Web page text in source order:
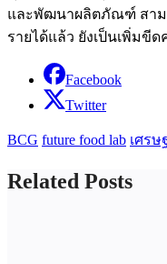
และพัฒนาผลิตภัณฑ์ สาม
รายได้แล้ว ยังเป็นเพิ่มขี
Facebook
Twitter
BCG future food lab เศร
Related Posts